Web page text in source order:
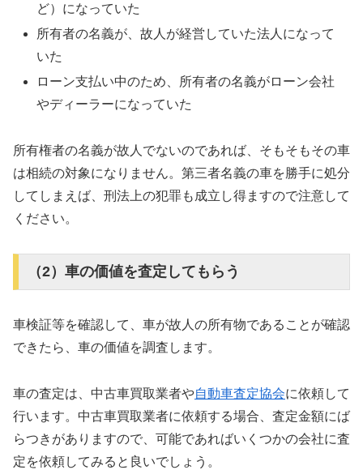
ど）になっていた
所有者の名義が、故人が経営していた法人になって
いた
ローン支払い中のため、所有者の名義がローン会社
やディーラーになっていた
所有権者の名義が故人でないのであれば、そもそもその車
は相続の対象になりません。第三者名義の車を勝手に処分
してしまえば、刑法上の犯罪も成立し得ますので注意して
ください。
（2）車の価値を査定してもらう
車検証等を確認して、車が故人の所有物であることが確認
できたら、車の価値を調査します。
車の査定は、中古車買取業者や自動車査定協会に依頼して
行います。中古車買取業者に依頼する場合、査定金額にば
らつきがありますので、可能であればいくつかの会社に査
定を依頼してみると良いでしょう。